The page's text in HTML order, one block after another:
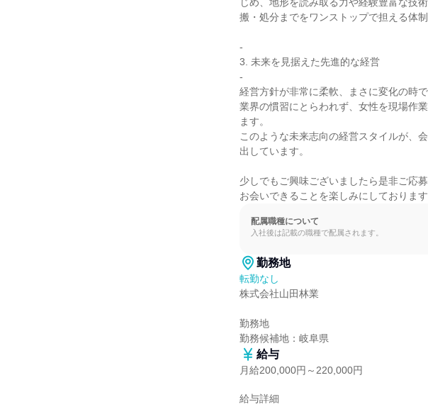
搬・処分までをワンストップで担える体
-
3. 未来を見据えた先進的な経営
-
経営方針が非常に柔軟、まさに変化の時で
業界の慣習にとらわれず、女性を現場作
ます。
このような未来志向の経営スタイルが、
出しています。
少しでもご興味ございましたら是非ご応募
お会いできることを楽しみにしております
配属職種について
入社後は記載の職種で配属されます。
勤務地
転勤なし
株式会社山田林業
勤務地
勤務候補地：岐阜県
給与
月給200,000円～220,000円
給与詳細